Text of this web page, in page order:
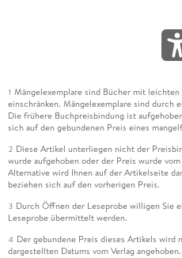
1 Mängelexemplare sind Bücher mit
einschränken. Mängelexemplare sind durch
Die frühere Buchpreisbindung ist
sich auf den gebundenen Preis eines
2 Diese Artikel unterliegen nicht der
wurde aufgehoben oder der Preis wurde
Alternative wird Ihnen auf der Artikelseite
beziehen sich auf den vorherigen Preis.
3 Durch Öffnen der Leseprobe willigen Sie
Leseprobe übermittelt werden.
4 Der gebundene Preis dieses Artikels wird
dargestellten Datums vom Verlag angehoben.